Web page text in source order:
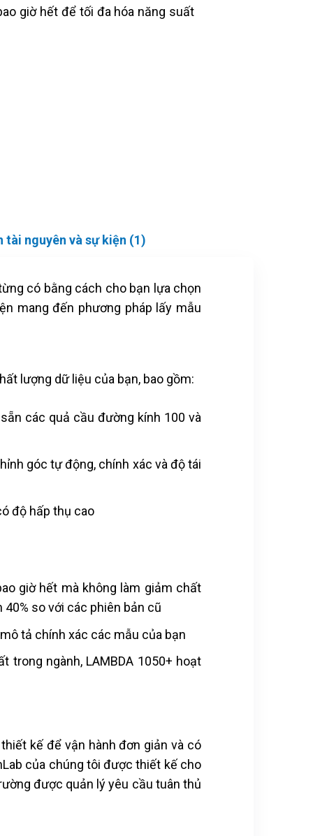
giờ hết để tối đa hóa năng suất
tài nguyên và sự kiện (1)
có bằng cách cho bạn lựa chọn
mang đến phương pháp lấy mẫu
lượng dữ liệu của bạn, bao gồm:
các quả cầu đường kính 100 và
góc tự động, chính xác và độ tái
độ hấp thụ cao
giờ hết mà không làm giảm chất
so với các phiên bản cũ
tả chính xác các mẫu của bạn
ngành, LAMBDA 1050+ hoạt
kế để vận hành đơn giản và có
của chúng tôi được thiết kế cho
được quản lý yêu cầu tuân thủ